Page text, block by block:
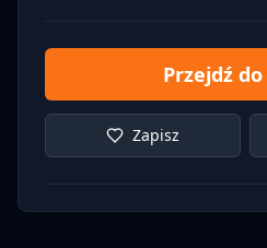
Przejdź
Zapisz